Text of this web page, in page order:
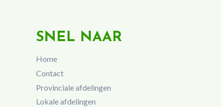
SNEL NAAR
Home
Contact
Provinciale afdelingen
Lokale afdelingen